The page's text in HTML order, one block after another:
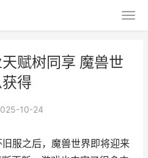
赋树同享 魔兽世
得
10-24
服之后，魔兽世界即将迎来